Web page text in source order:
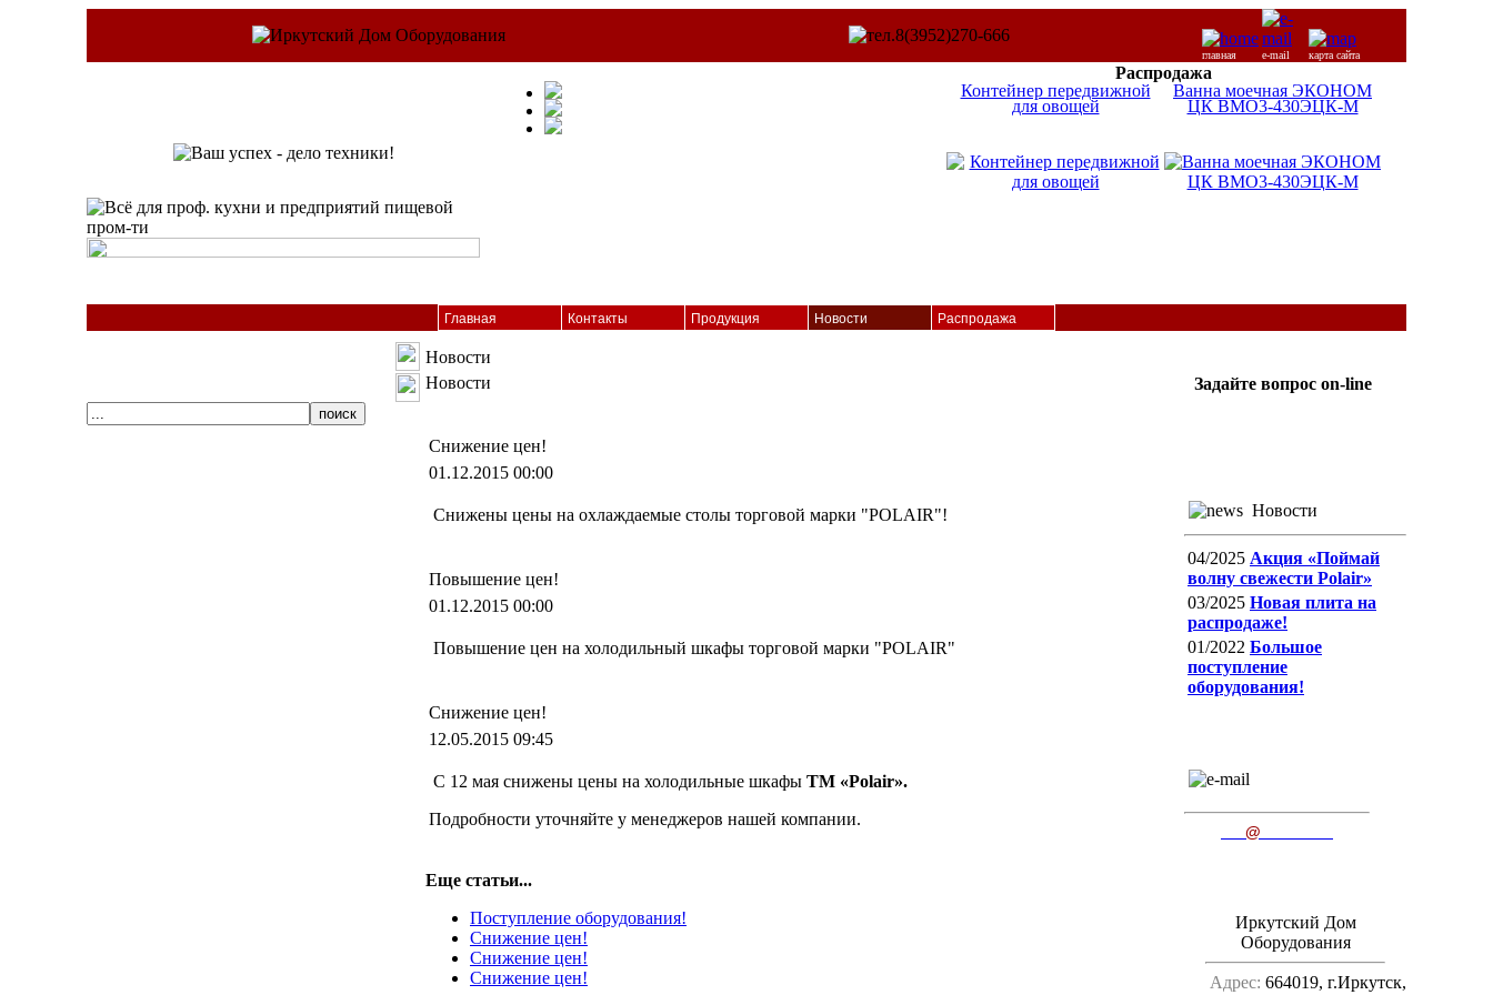
главная e-mail карта сайта
Распродажа
Контейнер передвижной
для овощей
Ванна моечная ЭКОНОМ
ЦК ВМО3-430ЭЦК-М
Главная Контакты Продукция Новости Распродажа
Новости
Новости
Снижение цен!
01.12.2015 00:00
Снижены цены на охлаждаемые столы торговой марки "POLAIR"!
Повышение цен!
01.12.2015 00:00
Повышение цен на холодильный шкафы торговой марки "POLAIR"
Снижение цен!
12.05.2015 09:45
С 12 мая снижены цены на холодильные шкафы TM «Polair».
Подробности уточняйте у менеджеров нашей компании.
Еще статьи...
Поступление оборудования!
Снижение цен!
Снижение цен!
Снижение цен!
Задайте вопрос on-line
Новости
04/2025 Акция «Поймай
волну свежести Polair»
03/2025 Новая плита на
распродаже!
01/2022 Большое
поступление
оборудования!
@
Иркутский Дом
Оборудования
Адрес: 664019, г.Иркутск,